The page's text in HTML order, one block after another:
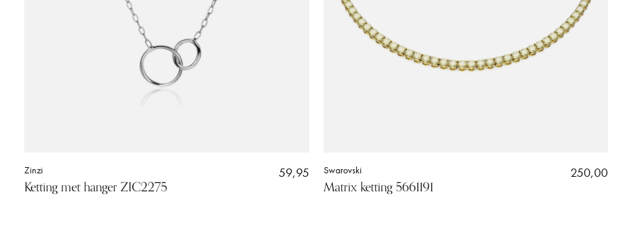
Zinzi
Ketting met hanger ZIC2275
59,95 Swarovski
Matrix ketting 5661191
250,00